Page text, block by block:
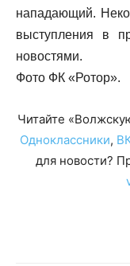
нападающий.
выступления в
новостями.
Фото ФК «Ротор».
Читайте
Одноклассники,
для новости?